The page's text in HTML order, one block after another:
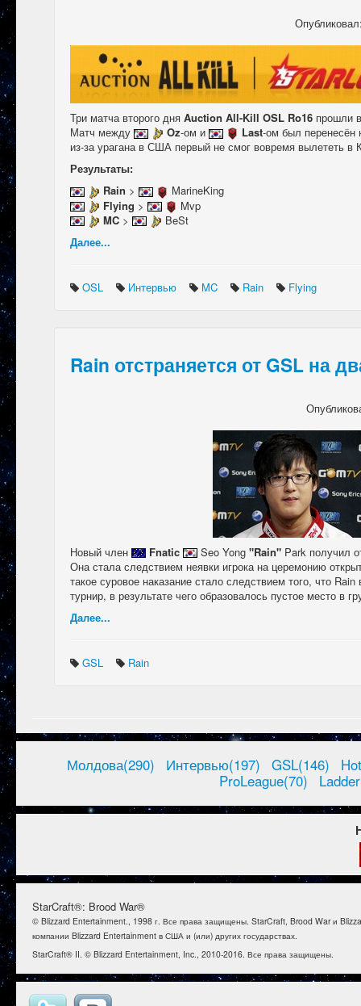
Три матча второго дня Auction All-Kill OSL Ro16 прошли
Матч между
Oz-ом и Last-ом был перенесён
из-за урагана в США первый не смог вовремя вылететь в
Результаты:
Rain >
MarineKing
Flying >
Mvp
MC >
BeSt
Далее...
OSL Интервью MC Rain Flying
Rain отстраняется от GSL на
Новый член Fnatic Seo Yong "Rain" Park получил
Она стала следствием неявки игрока на церемонию
такое суровое наказание стало следствием того, что
турнир, в результате чего образовалось пустое место в
Далее...
GSL Rain
Молдова(290) Интервью(197) GSL(146)
ProLeague(70)
StarCraft®: Brood War®
© Blizzard Entertainment., 1998 г. Все права защищены. StarCraft, Brood War и
компании Blizzard Entertainment в США и (или) других государствах.
StarCraft® II. © Blizzard Entertainment, Inc., 2010-2016. Все права защищены.